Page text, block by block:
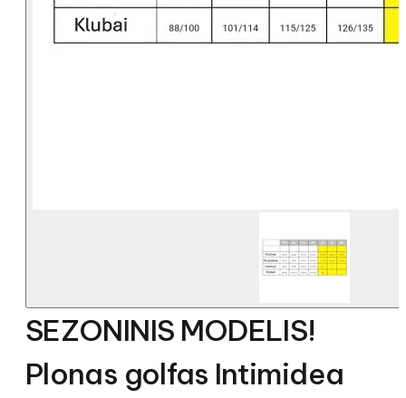
SEZONINIS MODELIS!
Plonas golfas Intimidea